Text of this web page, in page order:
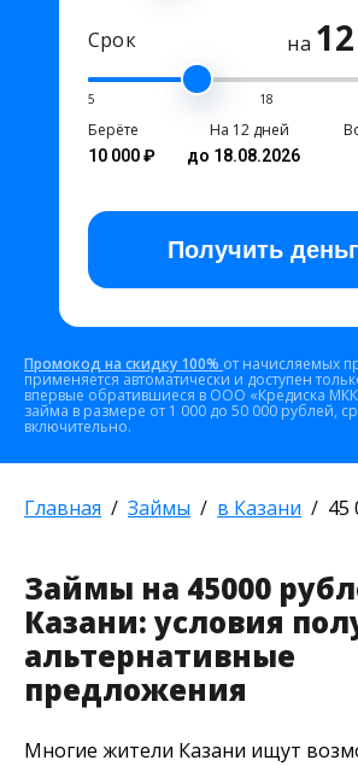
Срок на
5 18
Берёте
10 000 ₽
На 12 дней
до 18.08.2026
Получить
Промокод на скидку 100% от начисляемых
применяется автоматически и доступен
впервые обратившиеся в ООО «Кредиска
займа в размере от 1 000 до 50 000 рублей,
включительно.
Главная Займы в Казани 45
Займы на 45000
Казани: условия
альтернативные
предложения
Многие жители Казани ищут